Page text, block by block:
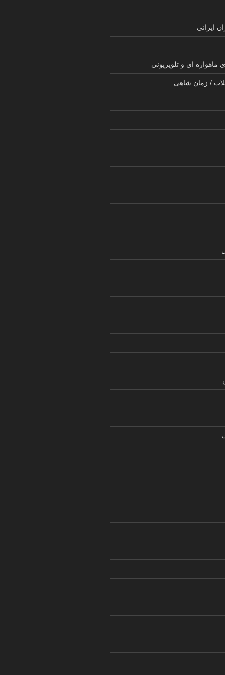
ایرانی
ماهواره ای و تلویزیونی
/ زمان شاهی